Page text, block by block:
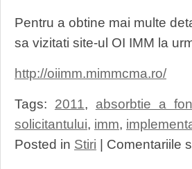
Pentru a obtine mai multe
sa vizitati site-ul OI IMM la
http://oiimm.mimmcma.ro/
Tags: 2011, absorbtie a
solicitantului, imm,
Posted in Stiri | Comentariile